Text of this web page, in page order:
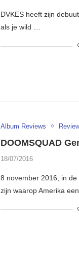
DVKES heeft zijn
als je wild …
Album Reviews
DOOMSQUAD
18/07/2016
8 november 2016, in
zijn waarop Amerika